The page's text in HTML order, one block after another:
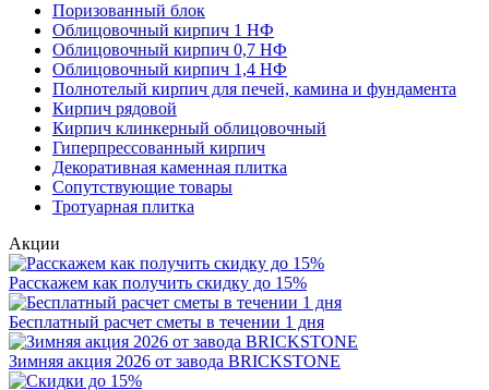
Поризованный блок
Облицовочный кирпич 1 НФ
Облицовочный кирпич 0,7 НФ
Облицовочный кирпич 1,4 НФ
Полнотелый кирпич для печей, камина и фундамента
Кирпич рядовой
Кирпич клинкерный облицовочный
Гиперпрессованный кирпич
Декоративная каменная плитка
Сопутствующие товары
Тротуарная плитка
Акции
Расскажем как получить скидку до 15%
Бесплатный расчет сметы в течении 1 дня
Зимняя акция 2026 от завода BRICKSTONE